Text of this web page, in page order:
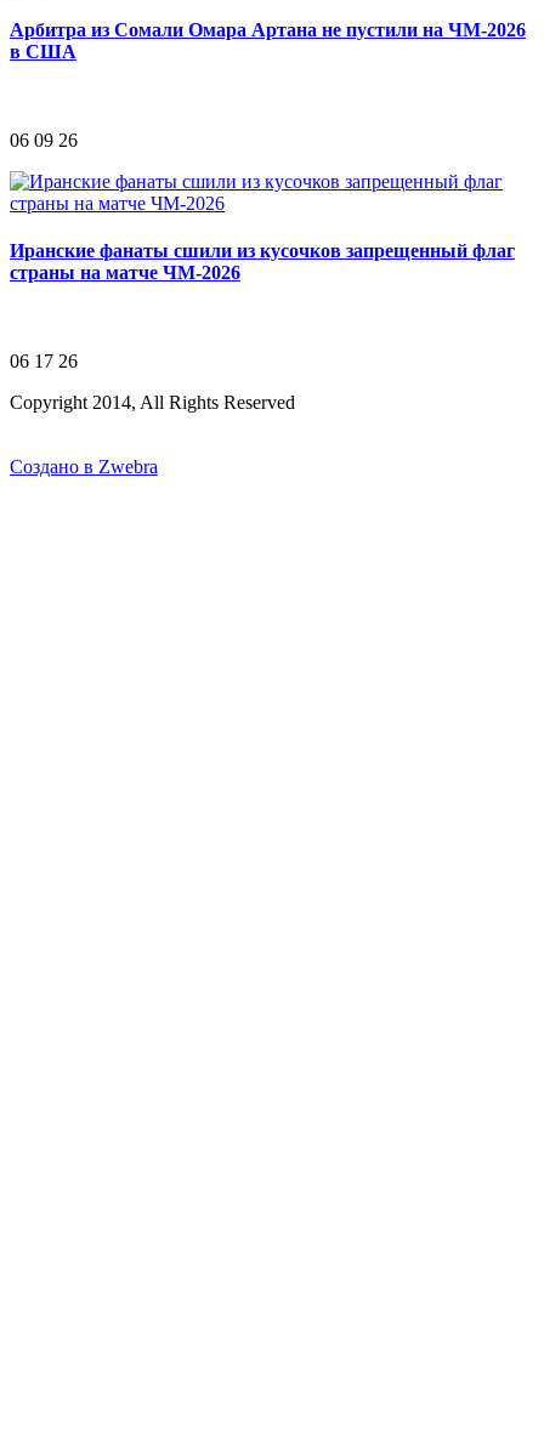
Арбитра из Сомали Омара Артана не пустили на ЧМ-2026
в США
06 09 26
Иранские фанаты сшили из кусочков запрещенный флаг
страны на матче ЧМ-2026
06 17 26
Copyright 2014, All Rights Reserved
Создано в Zwebra